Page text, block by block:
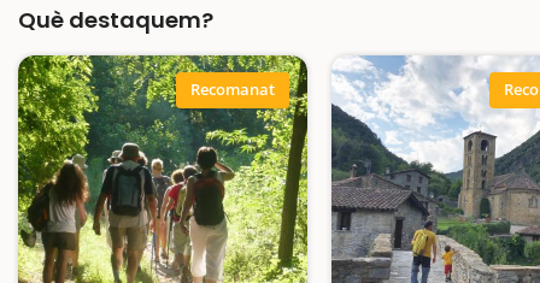
diverses…
Què destaquem?
Recomanat